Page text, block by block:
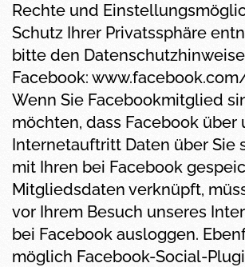
Rechte und
Schutz Ihrer Privatssphäre
bitte den
Facebook:
Wenn Sie Facebookmitglied
möchten, dass Facebook über
Internetauftritt Daten über Sie
mit Ihren bei Facebook
Mitgliedsdaten verknüpft,
vor Ihrem Besuch unseres
bei Facebook ausloggen.
möglich Facebook-Social-